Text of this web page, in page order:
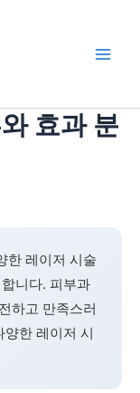
효과 분
한 레이저 시술
니다. 피부과
하고 만족스러
한 레이저 시